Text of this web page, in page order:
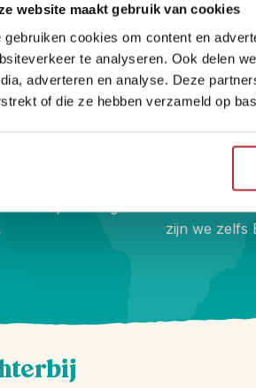
website maakt gebruik van cookies
gebruiken cookies om content en
te analyseren. Ook delen
adverteren en analyse. Deze
of die ze hebben verzameld op
door en door,
uit eigen
reis op maat: goed
Onze
vaak
zijn we zelfs